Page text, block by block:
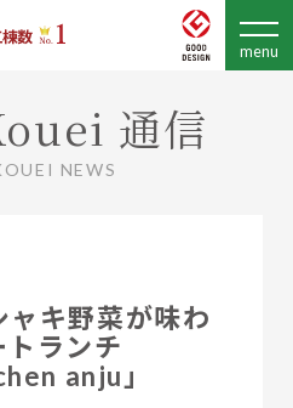
通信
NEWS
ャキ野菜が味わ
トランチ
anju」